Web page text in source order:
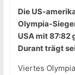
Die US-
Olympia-
USA mit 87:82
Durant trägt
Viertes